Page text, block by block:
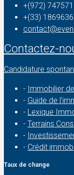
+(972)
+(33)
Contactez-
Candidature
- Immobilier
- Guide de
- Lexique
- Terrains
-
- Crédit
Taux de change